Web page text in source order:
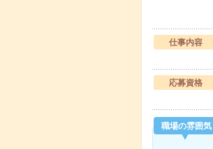
仕事内容
応募資格
職場の雰囲気